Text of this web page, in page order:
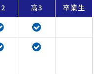
高3
卒業生